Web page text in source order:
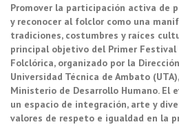
Promover la participación activa de
y reconocer al folclor como una
tradiciones, costumbres y raíces
principal objetivo del Primer Festival
Folclórica, organizado por la
Universidad Técnica de Ambato
Ministerio de Desarrollo Humano. El
un espacio de integración, arte y
valores de respeto e igualdad en la